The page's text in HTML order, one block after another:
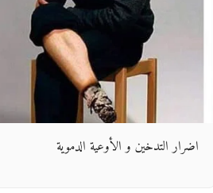
اضرار التدخين و الأوعية الدموية